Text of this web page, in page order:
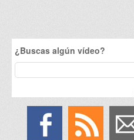
¿Buscas algún vídeo?